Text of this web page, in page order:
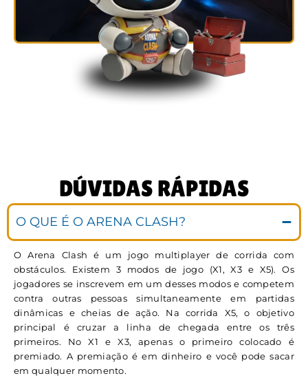
DÚVIDAS RÁPIDAS
O QUE É O ARENA CLASH?
O Arena Clash é um jogo multiplayer de corrida com
obstáculos. Existem 3 modos de jogo (X1, X3 e X5). Os
jogadores se inscrevem em um desses modos e competem
contra outras pessoas simultaneamente em partidas
dinâmicas e cheias de ação. Na corrida X5, o objetivo
principal é cruzar a linha de chegada entre os três
primeiros. No X1 e X3, apenas o primeiro colocado é
premiado. A premiação é em dinheiro e você pode sacar
em qualquer momento.